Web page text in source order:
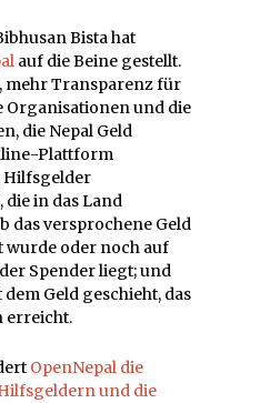
Bista hat
auf die Beine gestellt.
mehr Transparenz für
Organisationen und die
die Nepal Geld
Plattform
Hilfsgelder
in das Land
das versprochene Geld
wurde oder noch auf
Spender liegt; und
Geld geschieht, das
erreicht.
OpenNepal die
und die